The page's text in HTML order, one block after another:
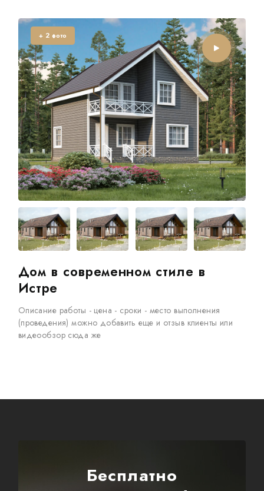
+ 2 фото
Дом в современном стиле в
Истре
Описание работы - цена - сроки - место выполнения
(проведения) можно добавить еще и отзыв клиенты или
видеообзор сюда же
Бесплатно